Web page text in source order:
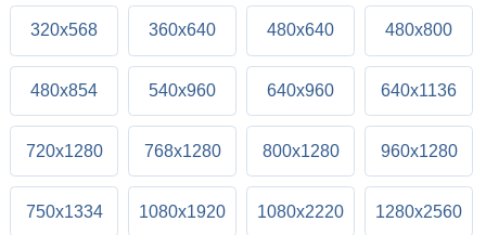
320x568 360x640 480x640 480x800
480x854 540x960 640x960 640x1136
720x1280 768x1280 800x1280 960x1280
750x1334 1080x1920 1080x2220 1280x2560